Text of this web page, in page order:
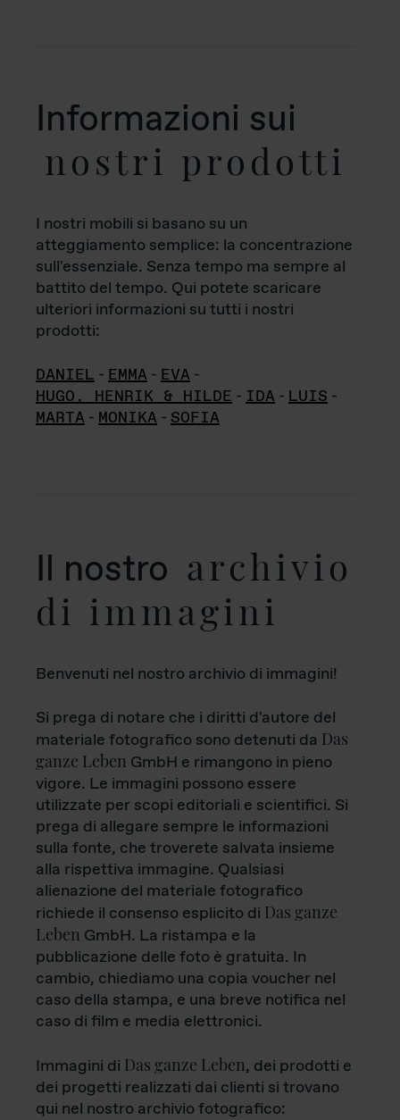
Informazioni sui
nostri prodotti
I nostri mobili si basano su un
atteggiamento semplice: la concentrazione
sull'essenziale. Senza tempo ma sempre al
battito del tempo. Qui potete scaricare
ulteriori informazioni su tutti i nostri
prodotti:
DANIEL - EMMA - EVA -
HUGO, HENRIK & HILDE - IDA - LUIS -
MARTA - MONIKA - SOFIA
Il nostro archivio
di immagini
Benvenuti nel nostro archivio di immagini!
Si prega di notare che i diritti d'autore del
materiale fotografico sono detenuti da Das
ganze Leben GmbH e rimangono in pieno
vigore. Le immagini possono essere
utilizzate per scopi editoriali e scientifici. Si
prega di allegare sempre le informazioni
sulla fonte, che troverete salvata insieme
alla rispettiva immagine. Qualsiasi
alienazione del materiale fotografico
richiede il consenso esplicito di Das ganze
Leben GmbH. La ristampa e la
pubblicazione delle foto è gratuita. In
cambio, chiediamo una copia voucher nel
caso della stampa, e una breve notifica nel
caso di film e media elettronici.
Immagini di Das ganze Leben, dei prodotti e
dei progetti realizzati dai clienti si trovano
qui nel nostro archivio fotografico: